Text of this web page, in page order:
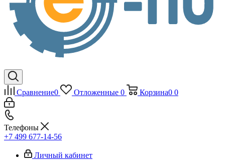
Сравнение0 Отложенные 0 Корзина0 0
Телефоны
+7 499 677-14-56
Личный кабинет